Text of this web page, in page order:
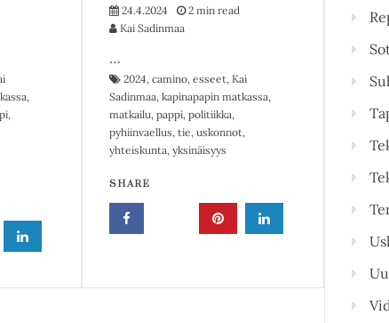
,
,
24.4.2024
2 min read
Kai Sadinmaa
…
2024, camino, esseet, Kai
Sadinmaa, kapinapapin matkassa,
matkailu, pappi, politiikka,
pyhiinvaellus, tie, uskonnot,
yhteiskunta, yksinäisyys
SHARE